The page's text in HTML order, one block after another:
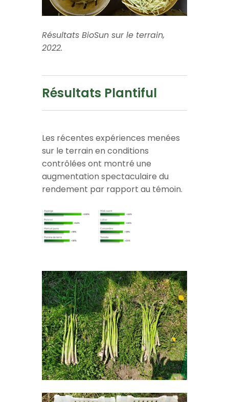
Résultats BioSun sur le terrain,
Résultats Plantiful
Les récentes expériences menées
sur le terrain en conditions
contrôlées ont montré une
augmentation spectaculaire du